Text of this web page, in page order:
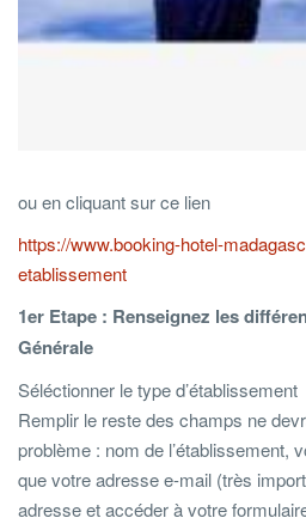
ou en cliquant sur ce lien
https://www.booking-hotel-
etablissement
1er Etape : Renseignez les
Générale
Séléctionner le type d’établissement
Remplir le reste des champs ne
problème : nom de l’établissement,
que votre adresse e-mail (très
adresse et accéder à votre